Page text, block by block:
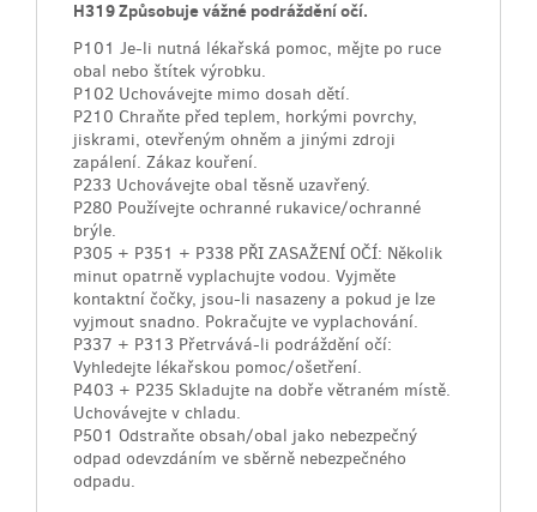
H319Způsobuje vážné podráždění očí.
P101 Je-li nutná lékařská pomoc, mějte po ruce
obal nebo štítek výrobku.
P102 Uchovávejte mimo dosah dětí.
P210 Chraňte před teplem, horkými povrchy,
jiskrami, otevřeným ohněm a jinými zdroji
zapálení. Zákaz kouření.
P233 Uchovávejte obal těsně uzavřený.
P280 Používejte ochranné rukavice/ochranné
brýle.
P305 + P351 + P338 PŘI ZASAŽENÍ OČÍ: Několik
minut opatrně vyplachujte vodou. Vyjměte
kontaktní čočky, jsou-li nasazeny a pokud je lze
vyjmout snadno. Pokračujte ve vyplachování.
P337 + P313 Přetrvává-li podráždění očí:
Vyhledejte lékařskou pomoc/ošetření.
P403 + P235 Skladujte na dobře větraném místě.
Uchovávejte v chladu.
P501 Odstraňte obsah/obal jako nebezpečný
odpad odevzdáním ve sběrně nebezpečného
odpadu.